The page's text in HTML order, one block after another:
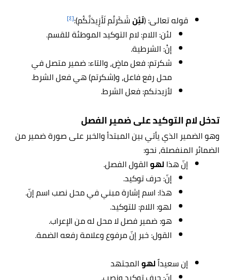
قوله تعالى: (لَئِنشَكَرتُم لَأَزِيدَنَّكُم):[٤]
لئن: اللام: لام التوكيد الموطئة للقسم.
إنْ: الشرطية.
شكرتم: فعل ماضٍ، والتاء: ضمير متصل في
محل رفع فاعل، و(شكرتم) هي فعل الشرط.
لأزيدنكم: فعل الشرط.
تدخل لام التوكيد على ضمير الفصل
وهو الضمير الذي يأتي بين المبتدأ والخبر على صورة ضمير من
الضمائر المنفصلة، نحو:
إنّ هذالهوالقول الفصل.
إنّ: حرف توكيد.
هذا: اسم إشارة مبني في محل نصب اسم إنّ.
لهو: اللام: للتوكيد.
هو: ضمير فصل لا محل له من الإعراب.
القول: خبر إنّ مرفوع وعلامة رفعه الضمة.
إن سعيداًلهوالمجتهد